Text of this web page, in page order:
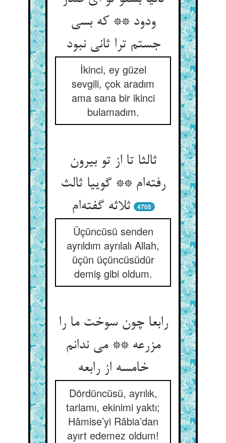
ودود ** که بسی
جستم ترا ثانی نبود
İkinci, ey güzel
sevgili, çok aradım
ama sana bir ikinci
bulamadım.
ثالثا تا از تو بیرون
رفته‌ام ** گوییا ثالث
ثلاثه گفته‌ام
4705
Üçüncüsü senden
ayrıldım ayrılalı Allah,
üçün üçüncüsüdür
demiş gibi oldum.
رابعا چون سوخت ما را
مزرعه ** می ندانم
خامسه از رابعه
Dördüncüsü, ayrılık,
tarlamı, ekinimi yaktı;
Hâmise’yi Râbia’dan
ayırt edemez oldum!